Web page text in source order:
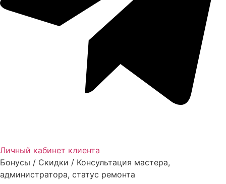
Личный кабинет клиента
Бонусы / Скидки / Консультация мастера,
администратора, статус ремонта